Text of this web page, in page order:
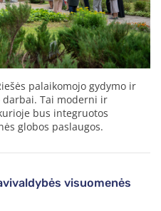
palaikomojo gydymo ir
Tai moderni ir
bus integruotos
globos paslaugos.
visuomenės